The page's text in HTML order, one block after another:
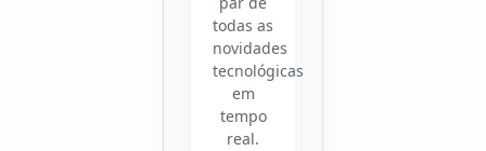
todas as
novidades
tecnológicas
em
tempo
real.